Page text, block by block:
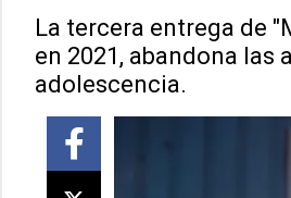
La tercera entrega de
en 2021, abandona las
adolescencia.